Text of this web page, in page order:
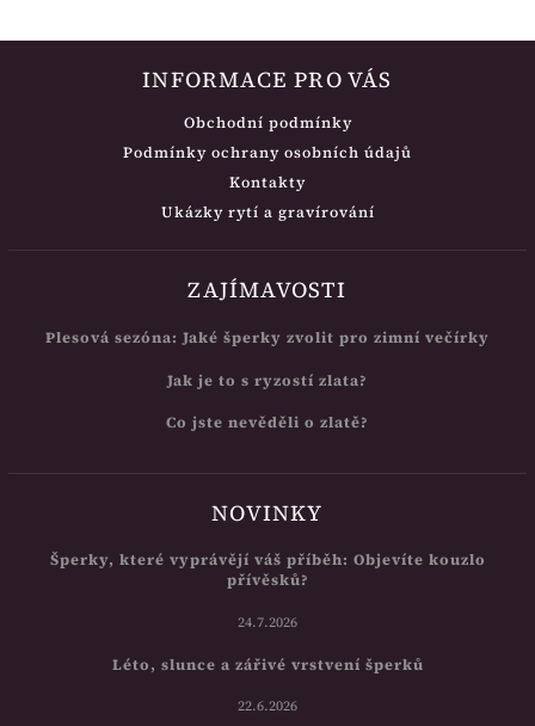
INFORMACE PRO VÁS
Obchodní podmínky
Podmínky ochrany osobních údajů
Kontakty
Ukázky rytí a gravírování
ZAJÍMAVOSTI
Plesová sezóna: Jaké šperky zvolit pro zimní večírky
Jak je to s ryzostí zlata?
Co jste nevěděli o zlatě?
NOVINKY
Šperky, které vyprávějí váš příběh: Objevíte kouzlo
přívěsků?
24.7.2026
Léto, slunce a zářivé vrstvení šperků
22.6.2026